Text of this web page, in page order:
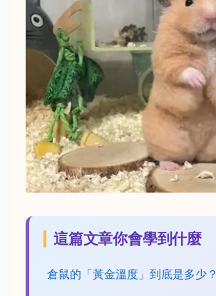
這篇文章你會學到什麼
倉鼠的「黃金溫度」到底是多少？